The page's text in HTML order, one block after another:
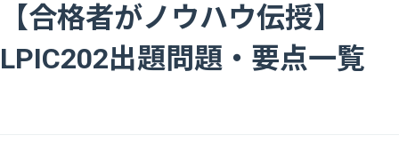
【合格者がノウハウ伝授】
LPIC202出題問題・要点一覧